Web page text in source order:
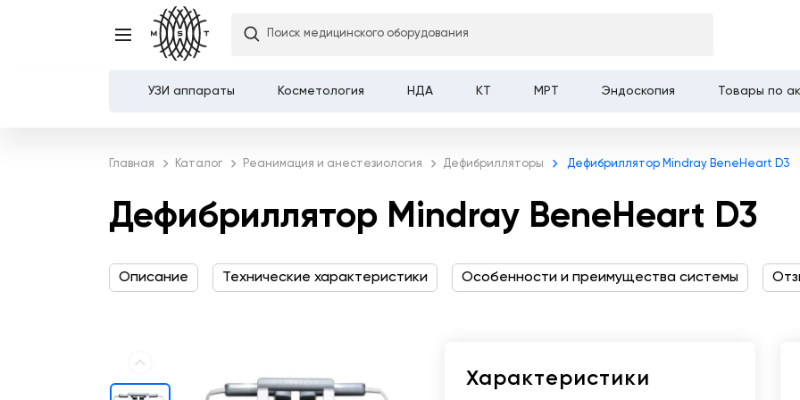
Поиск медицинского оборудования
УЗИ аппараты Косметология НДА КТ МРТ Эндоскопия Товары по
Главная Каталог Реанимация и анестезиология Дефибрилляторы Дефибриллятор Mindray BeneHeart D3
Дефибриллятор Mindray BeneHeart D3
Дефибриллятор Mindray BeneHeart D3
Описание Технические характеристики Особенности и преимущества системы
Характеристики